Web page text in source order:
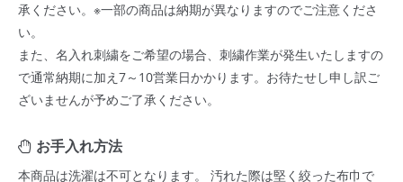
承ください。※一部の商品は納期が異なりますのでご注意くださ
い。
また、名入れ刺繍をご希望の場合、刺繍作業が発生いたしますの
で通常納期に加え7～10営業日かかります。お待たせし申し訳ご
ざいませんが予めご了承ください。
お手入れ方法
本商品は洗濯は不可となります。 汚れた際は堅く絞った布巾で